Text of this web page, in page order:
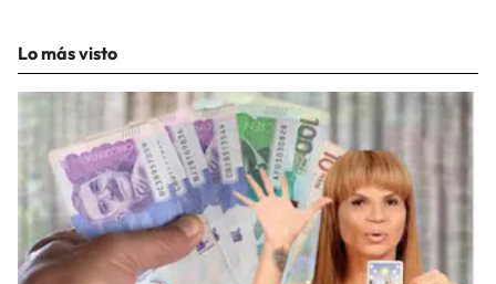
Lo más visto